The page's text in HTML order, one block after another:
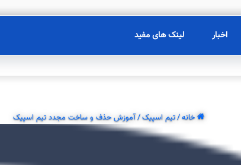
لینک های مفید اخبار
خانه/تیم اسپیک/آموزش حذف و ساخت مجدد تیم اسپیک